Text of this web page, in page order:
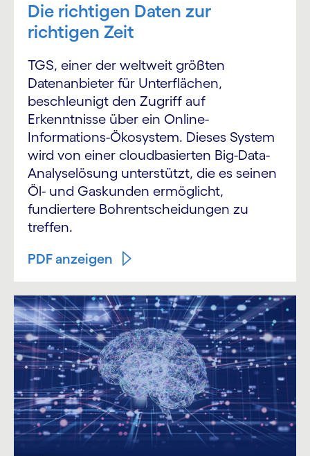
Die richtigen Daten zur
richtigen Zeit
TGS, einer der weltweit größten
Datenanbieter für Unterflächen,
beschleunigt den Zugriff auf
Erkenntnisse über ein Online-
Informations-Ökosystem. Dieses System
wird von einer cloudbasierten Big-Data-
Analyselösung unterstützt, die es seinen
Öl- und Gaskunden ermöglicht,
fundiertere Bohrentscheidungen zu
treffen.
PDF anzeigen